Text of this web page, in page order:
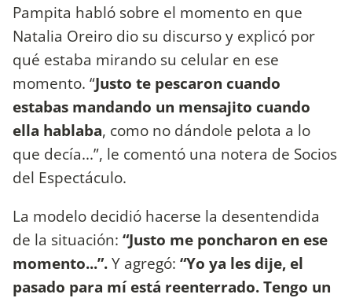
Pampita habló sobre el momento en que
Natalia Oreiro dio su discurso y explicó por
qué estaba mirando su celular en ese
momento. “Justo te pescaron cuando
estabas mandando un mensajito cuando
ella hablaba, como no dándole pelota a lo
que decía...”, le comentó una notera de Socios
del Espectáculo.
La modelo decidió hacerse la desentendida
de la situación: “Justo me poncharon en ese
momento...”.Y agregó: “Yo ya les dije, el
pasado para mí está reenterrado. Tengo un